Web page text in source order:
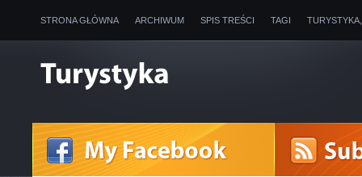
STRONA GŁÓWNA ARCHIWUM SPIS TREŚCI TAGI